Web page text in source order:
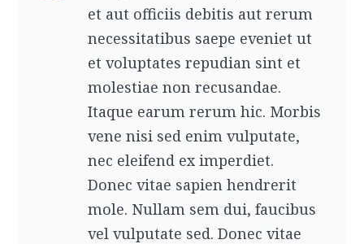
et aut officiis debitis aut rerum
necessitatibus saepe eveniet ut
et voluptates repudian sint et
molestiae non recusandae.
Itaque earum rerum hic. Morbis
vene nisi sed enim vulputate,
nec eleifend ex imperdiet.
Donec vitae sapien hendrerit
mole. Nullam sem dui, faucibus
vel vulputate sed. Donec vitae